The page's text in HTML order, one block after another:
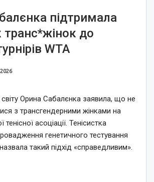
підтримала
транс*жінок до
WTA
Орина Сабалєнка заявила, що не
з трансгендерними жінками на
тенісної асоціації. Тенісистка
генетичного тестування
такий підхід «справедливим».